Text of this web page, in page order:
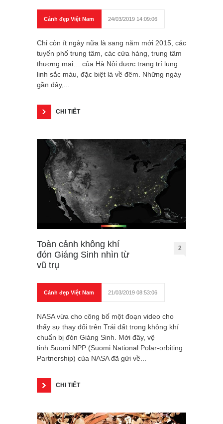
Cảnh đẹp Việt Nam 24/03/2019 14:09:06
Chỉ còn ít ngày nữa là sang năm mới 2015, các
tuyến phố trung tâm, các cửa hàng, trung tâm
thương mại… của Hà Nội được trang trí lung
linh sắc màu, đặc biệt là về đêm. Những ngày
gần đây,...
CHI TIẾT
Toàn cảnh không khí
đón Giáng Sinh nhìn từ
vũ trụ
2
Cảnh đẹp Việt Nam 21/03/2019 08:53:06
NASA vừa cho công bố một đoạn video cho
thấy sự thay đổi trên Trái đất trong không khí
chuẩn bị đón Giáng Sinh. Mới đây, vệ
tinh Suomi NPP (Suomi National Polar-orbiting
Partnership) của NASA đã gửi về...
CHI TIẾT